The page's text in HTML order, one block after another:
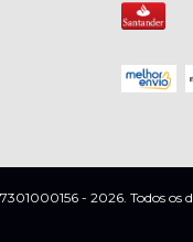
- 2026. Todos os